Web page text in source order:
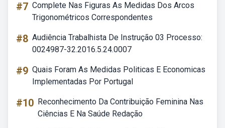
#7 Complete Nas Figuras As Medidas Dos Arcos
Trigonométricos Correspondentes
#8 Audiência Trabalhista De Instrução 03 Processo:
0024987-32.2016.5.24.0007
#9 Quais Foram As Medidas Politicas E Economicas
Implementadas Por Portugal
#10 Reconhecimento Da Contribuição Feminina Nas
Ciências E Na Saúde Redação